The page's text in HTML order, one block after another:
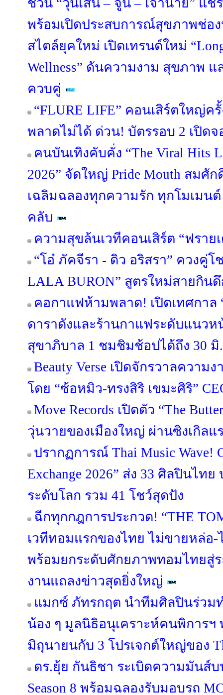
ชวน “วุ้นเส้น – จูน – เจ้านาย” แ
พร้อมเปิดประสบการณ์สุขภาพช่อ
สไตล์ยุคใหม่ เปิดเทรนด์ใหม่
Wellness” ดันความงาม สุขภาพ
ควบคู่
“FLURE LIFE” คอนเสิร์ตใหญ่
พลาดไม่ได้ ด่วน! บัตรรอบ 2 เปิดจ
คนบันเทิงคับคั่ง “The Viral Hits
2026” จัดใหญ่ Pride Mouth สมศั
เฉลิมฉลองทุกความรัก ทุกโมเมน
คลับ
ความสุขล้นเวทีคอนเสิร์ต “ฟรา
“โอ๋ ภัคจีรา - ดิว อริสรา” ควงคู่โ
LALA BURON” สูตรใหม่สายกิน
คอกาแฟห้ามพลาด! เปิดเทศกาล
ดาราดังและร้านกาแฟระดับแนว
สุขาภิบาล 1 ชมชิมช้อปได้ถึง 30 มิ
Beauty Verse เปิดจักรวาลความ
โดย “ซ้อหมิว-ทรงสิริ เขมะศิริ”
Move Records เปิดตัว “The
วุ่นวายของเมืองใหญ่ ผ่านซิงเกิลแ
ปรากฏการณ์ Thai Music Wave!
Exchange 2026” ส่ง 33 ศิลปินไท
ระดับโลก รวม 41 โชว์สุดปัง
ฉีกทุกกฎการประกวด! “THE
เวทีทอมแรกของไทย ไม่ขายหล่อ
พร้อมยกระดับศักยภาพทอมไทยสู่
งานแถลงข่าวสุดยิ่งใหญ่
แมกซ์ ภัทรกฤต นำทีมศิลปินร่วม
น้อง ๆ มูลนิธิอนุเคราะห์คนพิการฯ
มิถุนายนกับ 3 โปรเจกต์ใหญ่ของ
ดร.ยุ้ย กันธิชา ระเบิดความมันส์บ
Season 8 พร้อมฉลองรับมอบรถ